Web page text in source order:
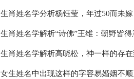
生肖姓名学分析杨钰莹，年过50而未嫁
生肖姓名学解析“诗佛”王维：朝野皆得
生肖姓名学解析高晓松，神一样的存
女生姓名中出现这样的字容易婚姻不